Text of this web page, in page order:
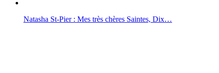
Natasha St-Pier : Mes très chères Saintes, Dix…